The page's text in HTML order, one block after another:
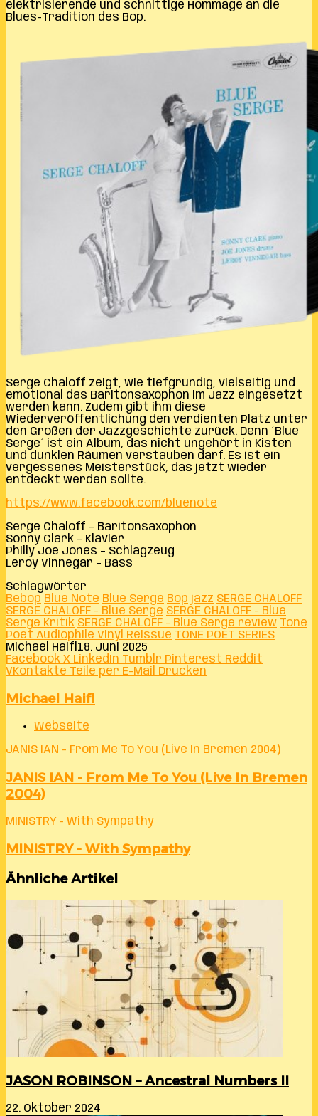
elektrisierende und schnittige Hommage an die
Blues-Tradition des Bop.
Serge Chaloff zeigt, wie tiefgründig, vielseitig und
emotional das Baritonsaxophon im Jazz eingesetzt
werden kann. Zudem gibt ihm diese
Wiederveröffentlichung den verdienten Platz unter
den Großen der Jazzgeschichte zurück. Denn ´Blue
Serge´ ist ein Album, das nicht ungehört in Kisten
und dunklen Räumen verstauben darf. Es ist ein
vergessenes Meisterstück, das jetzt wieder
entdeckt werden sollte.
https://www.facebook.com/bluenote
Serge Chaloff – Baritonsaxophon
Sonny Clark – Klavier
Philly Joe Jones – Schlagzeug
Leroy Vinnegar – Bass
Schlagwörter
Bebop Blue Note Blue Serge Bop jazz SERGE CHALOFF
SERGE CHALOFF - Blue Serge SERGE CHALOFF - Blue
Serge Kritik SERGE CHALOFF - Blue Serge review Tone
Poet Audiophile Vinyl Reissue TONE POET SERIES
Michael Haifl 18. Juni 2025
Facebook X LinkedIn Tumblr Pinterest Reddit
VKontakte Teile per E-Mail Drucken
Michael Haifl
Webseite
JANIS IAN - From Me To You (Live In Bremen 2004)
JANIS IAN - From Me To You (Live In Bremen
2004)
MINISTRY - With Sympathy
MINISTRY - With Sympathy
Ähnliche Artikel
JASON ROBINSON – Ancestral Numbers II
22. Oktober 2024